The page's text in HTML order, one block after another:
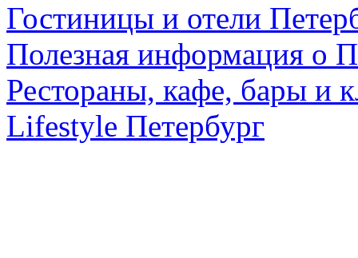
Гостиницы и отели
Полезная информация о
Рестораны, кафе, бары и
Lifestyle Петербург